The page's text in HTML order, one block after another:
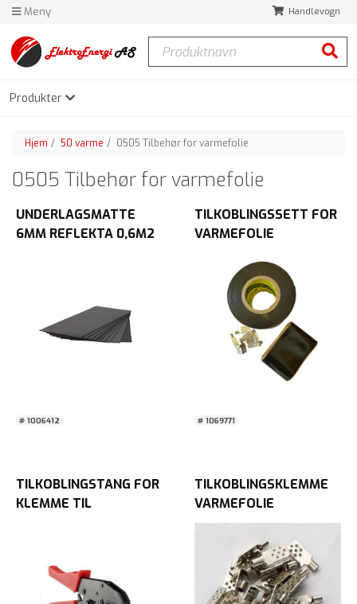
Meny Handlevogn
Produktnavn
Produkter
Hjem 50 varme 0505 Tilbehør for varmefolie
0505 Tilbehør for varmefolie
UNDERLAGSMATTE
6MM REFLEKTA 0,6M2
# 1006412
TILKOBLINGSSETT FOR
VARMEFOLIE
KLEMMER
# 1069771
TILKOBLINGSTANG FOR
KLEMME TIL
TILKOBLINGSKLEMME
VARMEFOLIE